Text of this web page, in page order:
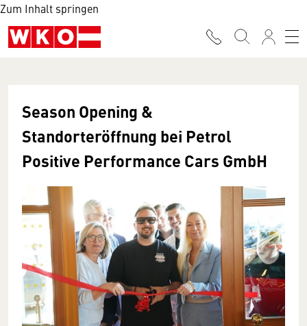
Zum Inhalt springen
Season Opening &
Standorteröffnung bei Petrol
Positive Performance Cars GmbH